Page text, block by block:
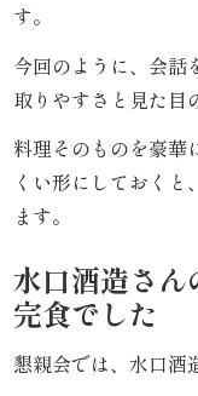
物・
唐
揚
シ
リ
ー
す。
今回のように、会話
取りやすさと見た目
料理そのものを豪華
くい形にしておくと
ます。
水口酒造さ
完食でした
懇親会では、水口酒